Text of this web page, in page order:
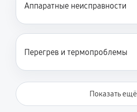
Аппаратные неисправности
Перегрев и термопроблемы
Показать ещё